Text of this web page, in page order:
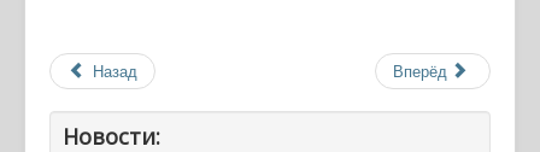
Назад Вперёд
Новости: